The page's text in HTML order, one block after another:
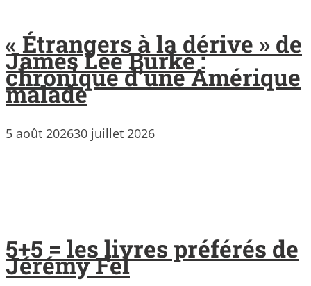
« Étrangers à la dérive » de
James Lee Burke :
chronique d’une Amérique
malade
5 août 202630 juillet 2026
5+5 = les livres préférés de
Jérémy Fel